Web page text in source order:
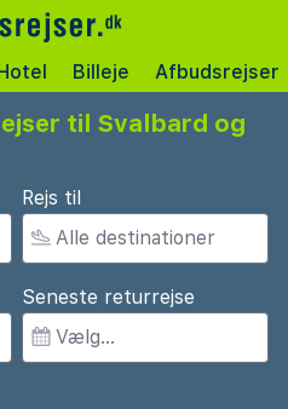
Billeje Afbudsrejser
til Svalbard og
Rejs til
Seneste returrejse